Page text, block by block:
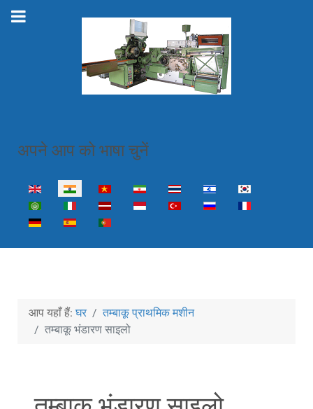
अपने आप को भाषा चुनें
Select your language
आप यहाँ हैं:घर
तम्बाकू प्राथमिक मशीन
तम्बाकू भंडारण साइलो